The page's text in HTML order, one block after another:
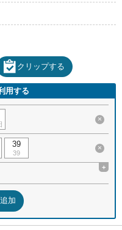
クリップする
用する
×
39
39
×
+
加